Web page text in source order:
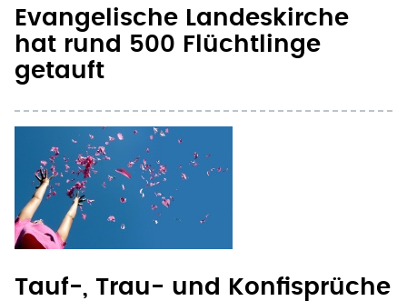
Evangelische Landeskirche
hat rund 500 Flüchtlinge
getauft
Tauf-, Trau- und Konfisprüche